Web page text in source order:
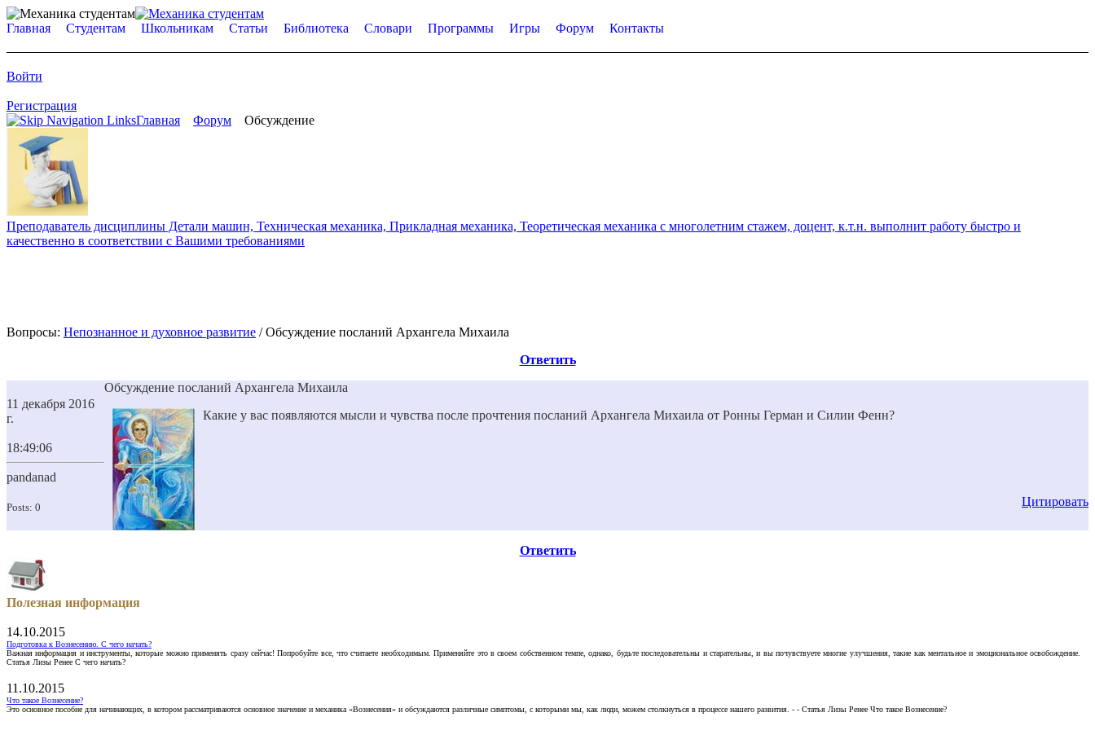
Главная Студентам Школьникам Статьи Библиотека Словари Программы Игры Форум Контакты
Войти
Регистрация
Главная
Форум Обсуждение
Преподаватель дисциплины Детали машин, Техническая механика, Прикладная механика, Теоретическая механика с многолетним стажем, доцент, к.т.н. выполнит работу быстро и
качественно в соответствии с Вашими требованиями
Вопросы: Непознанное и духовное развитие / Обсуждение посланий Архангела Михаила
Ответить
11 декабря 2016
г.
18:49:06
pandanad
Posts: 0
Обсуждение посланий Архангела Михаила
Какие у вас появляются мысли и чувства после прочтения посланий Архангела Михаила от Ронны Герман и Силии Фенн?
Цитировать
Ответить
Полезная информация
14.10.2015
Подготовка к Вознесению. С чего начать?
Важная информация и инструменты, которые можно применять сразу сейчас! Попробуйте все, что считаете необходимым. Применяйте это в своем собственном темпе, однако, будьте последовательны и старательны, и вы почувствуете многие улучшения, такие как ментальное и эмоциональное освобождение.
Статья Лизы Ренее С чего начать?
11.10.2015
Что такое Вознесение?
Это основное пособие для начинающих, в котором рассматриваются основное значение и механика «Вознесения» и обсуждаются различные симптомы, с которыми мы, как люди, можем столкнуться в процессе нашего развития. - - Статья Лизы Ренее Что такое Вознесение?